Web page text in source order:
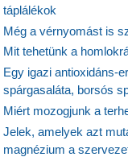
táplálékok
Még a vérnyomást is
Mit tehetünk a
Egy igazi antioxidáns-
spárgasaláta, borsós
Miért mozogjunk a
Jelek, amelyek azt
magnézium a